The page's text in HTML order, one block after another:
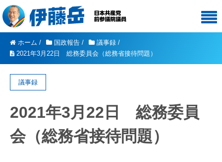
ホーム / 国政報告 / 議事録 /
2021年3月22日 総務委員会（総務省接待問題）
議事録
2021年3月22日 総務委員
会（総務省接待問題）